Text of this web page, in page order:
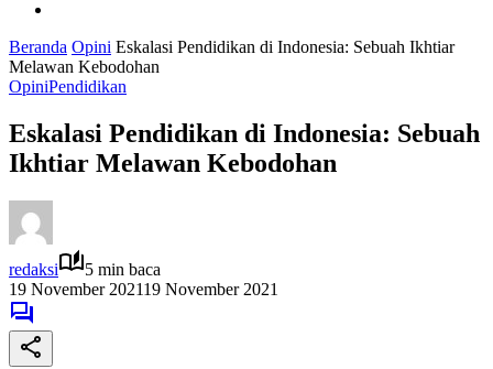
Beranda Opini Eskalasi Pendidikan di Indonesia: Sebuah Ikhtiar
Melawan Kebodohan
OpiniPendidikan
Eskalasi Pendidikan di Indonesia: Sebuah
Ikhtiar Melawan Kebodohan
redaksi
5 min baca
19 November 202119 November 2021